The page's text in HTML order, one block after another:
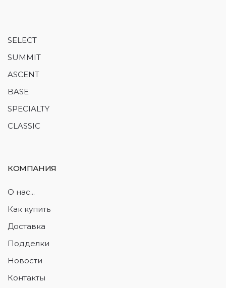
SELECT
SUMMIT
ASCENT
BASE
SPECIALTY
CLASSIC
КОМПАНИЯ
О нас...
Как купить
Доставка
Подделки
Новости
Контакты